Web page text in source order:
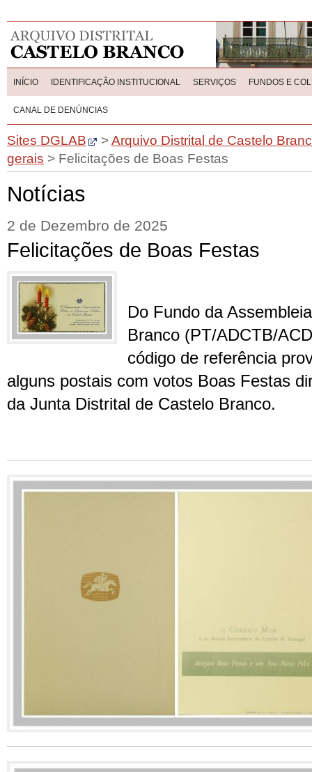
INÍCIO IDENTIFICAÇÃO INSTITUCIONAL SERVIÇOS FUNDOS E
CANAL DE DENÚNCIAS
Sites DGLAB >Arquivo Distrital de Castelo
gerais > Felicitações de Boas Festas
Notícias
2 de Dezembro de 2025
Felicitações de Boas Festas
Do Fundo da
Branco (PT/ADCTB/
código de referência
alguns postais com votos Boas Festas
da Junta Distrital de Castelo Branco.